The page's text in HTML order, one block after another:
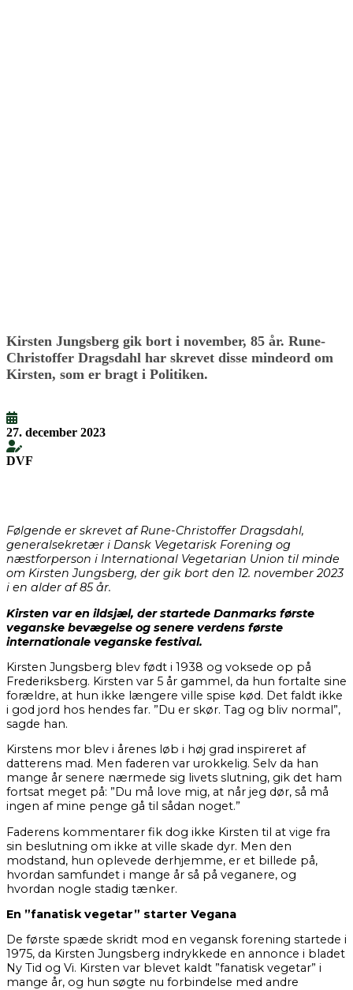
Kirsten Jungsberg gik bort i november, 85 år. Rune-
Christoffer Dragsdahl har skrevet disse mindeord om
Kirsten, som er bragt i Politiken.
27. december 2023
DVF
Følgende er skrevet af Rune-Christoffer Dragsdahl,
generalsekretær i Dansk Vegetarisk Forening og
næstforperson i International Vegetarian Union til minde
om Kirsten Jungsberg, der gik bort den 12. november 2023
i en alder af 85 år.
Kirsten var en ildsjæl, der startede Danmarks første
veganske bevægelse og senere verdens første
internationale veganske festival.
Kirsten Jungsberg blev født i 1938 og voksede op på
Frederiksberg. Kirsten var 5 år gammel, da hun fortalte sine
forældre, at hun ikke længere ville spise kød. Det faldt ikke
i god jord hos hendes far. ”Du er skør. Tag og bliv normal”,
sagde han.
Kirstens mor blev i årenes løb i høj grad inspireret af
datterens mad. Men faderen var urokkelig. Selv da han
mange år senere nærmede sig livets slutning, gik det ham
fortsat meget på: ”Du må love mig, at når jeg dør, så må
ingen af mine penge gå til sådan noget.”
Faderens kommentarer fik dog ikke Kirsten til at vige fra
sin beslutning om ikke at ville skade dyr. Men den
modstand, hun oplevede derhjemme, er et billede på,
hvordan samfundet i mange år så på veganere, og
hvordan nogle stadig tænker.
En ”fanatisk vegetar” starter Vegana
De første spæde skridt mod en vegansk forening startede i
1975, da Kirsten Jungsberg indrykkede en annonce i bladet
Ny Tid og Vi. Kirsten var blevet kaldt ”fanatisk vegetar” i
mange år, og hun søgte nu forbindelse med andre